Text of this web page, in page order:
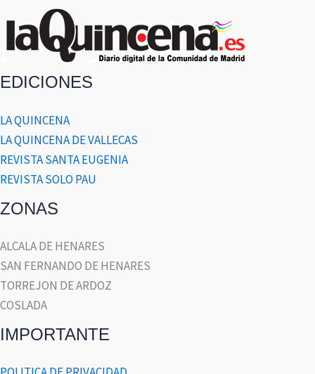
EDICIONES
LA QUINCENA
LA QUINCENA DE VALLECAS
REVISTA SANTA EUGENIA
REVISTA SOLO PAU
ZONAS
ALCALA DE HENARES
SAN FERNANDO DE HENARES
TORREJON DE ARDOZ
COSLADA
IMPORTANTE